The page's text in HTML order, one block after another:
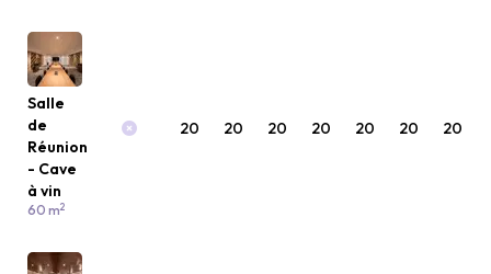
Salle
de
Réunion
- Cave
à vin
60 m2
20 20 20 20 20 20 20